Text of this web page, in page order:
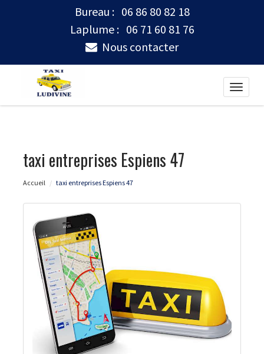
Bureau : 06 86 80 82 18
Laplume : 06 71 60 81 76
Nous contacter
Toggle
taxi entreprises Espiens 47
Accueil taxi entreprises Espiens 47